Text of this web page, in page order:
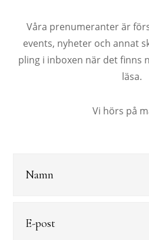
Våra prenumeranter är
events, nyheter och annat
pling i inboxen när det finns
läsa.
Vi hörs på